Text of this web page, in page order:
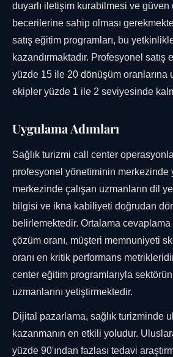
duyarlı iletişim kurabilmesi ve güven
becerilerine sahip olması
satış eğitim programları, bu
kazandırmaktadır. Profesyonel satış
yüzde 15 ile 20 dönüşüm oranlarına
ekipler yüzde 1 ile 2 seviyesinde
Uygulama Adımları
Sağlık turizmi call center
profesyonel yönetiminin merkezinde
merkezinde çalışan uzmanların dil
bilgisi ve ikna kabiliyeti doğrudan
belirlemektedir. Ortalama cevaplama
çözüm oranı, müşteri memnuniyeti
oranı en kritik performans
center eğitim programlarıyla
uzmanlarını yetiştirmektedir.
Dijital pazarlama, sağlık turizminde
kazanmanın en etkili yoludur.
yüzde 90'ından fazlası tedavi